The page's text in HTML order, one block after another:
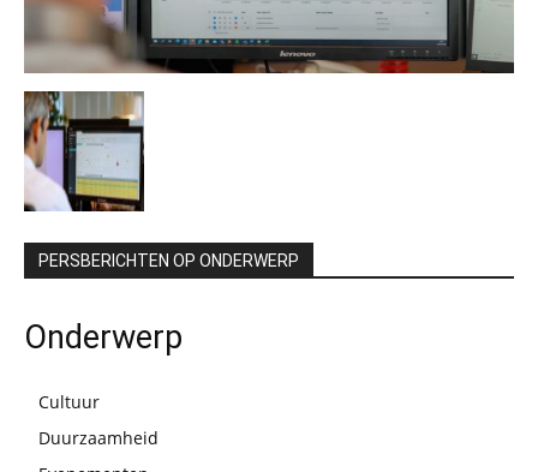
PERSBERICHTEN OP ONDERWERP
Onderwerp
Cultuur
Duurzaamheid